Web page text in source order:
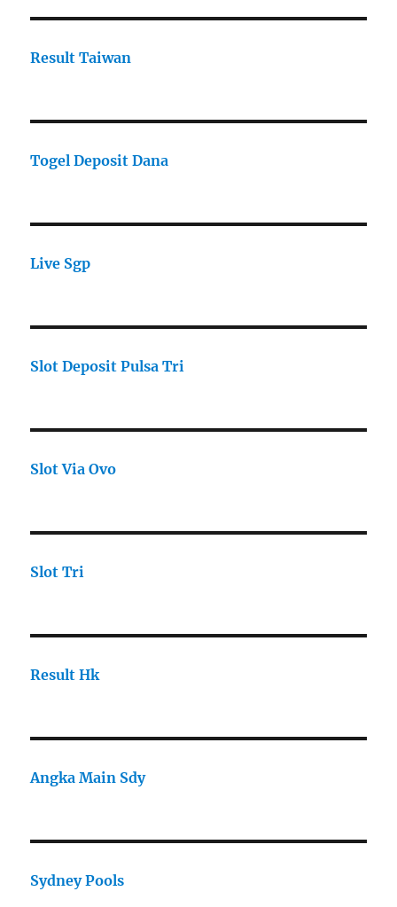
Result Taiwan
Togel Deposit Dana
Live Sgp
Slot Deposit Pulsa Tri
Slot Via Ovo
Slot Tri
Result Hk
Angka Main Sdy
Sydney Pools